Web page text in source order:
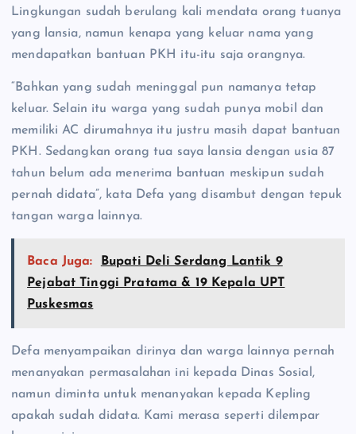
Lingkungan sudah berulang kali mendata orang tuanya
yang lansia, namun kenapa yang keluar nama yang
mendapatkan bantuan PKH itu-itu saja orangnya.
“Bahkan yang sudah meninggal pun namanya tetap
keluar. Selain itu warga yang sudah punya mobil dan
memiliki AC dirumahnya itu justru masih dapat bantuan
PKH. Sedangkan orang tua saya lansia dengan usia 87
tahun belum ada menerima bantuan meskipun sudah
pernah didata”, kata Defa yang disambut dengan tepuk
tangan warga lainnya.
Baca Juga:
Bupati Deli Serdang Lantik 9
Pejabat Tinggi Pratama & 19 Kepala UPT
Puskesmas
Defa menyampaikan dirinya dan warga lainnya pernah
menanyakan permasalahan ini kepada Dinas Sosial,
namun diminta untuk menanyakan kepada Kepling
apakah sudah didata. Kami merasa seperti dilempar